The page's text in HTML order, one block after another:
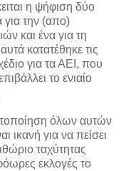
η ψήφιση δύο
για την (απο)
και ένα για τη
κατατέθηκε τις
για τα ΑΕΙ, που
το ενιαίο
όλων αυτών
ικανή για να πείσει
ταχύτητας
εκλογές το